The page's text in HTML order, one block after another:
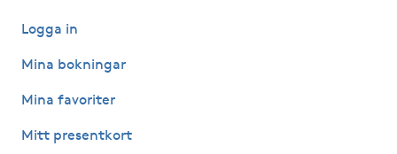
Gua Sha-massage
H
Hatha Yoga
Logga in
Mina bokningar
Mina favoriter
Mitt presentkort